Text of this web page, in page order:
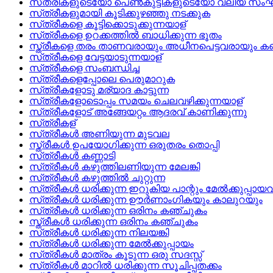
സ്‌ത്രീകളുടെയോ പെണ്‍കുട്ടികളുടെയോ വലിയ
സ്‌ത്രീകളുമായി കൂടിക്കുഴഞ്ഞു നടക്കുക
സ്‌ത്രീകളെ കൂട്ടിക്കൊടുക്കുന്നയാള്
സ്‌ത്രീകളെ ഉറക്കത്തില്‍ ബാധിക്കുന്ന ഭൂതം
സ്ത്രീകളെ തരം താണവരായും അധീനപെട്ടവരായും
സ്‌ത്രീകളെ വേട്ടയാടുന്നയാള്
സ്‌ത്രീകളെ സംബന്ധിച്ച
സ്‌ത്രീകളെപ്പോലെ പെരുമാറുക
സ്‌ത്രീകളോടു മര്യാദ കാട്ടുന്ന
സ്‌ത്രീകളോടൊപ്പം സമയം ചെലവഴിക്കുന്നയാള്
സ്‌ത്രീകളോട്‌ അങ്ങേയറ്റം ആദരവ്‌ കാണിക്കുന്നു
സ്‌ത്രീകള്
സ്‌ത്രീകള്‍ അണിയുന്ന മുടവല
സ്ത്രീകള്‍ ഉപയോഗിക്കുന്ന ഒരുതരം തൊപ്പി
സ്‌ത്രീകള്‍ കണ്ണാടി
സ്‌ത്രീകള്‍ കഴുത്തിലണിയുന്ന മേലങ്കി
സ്‌ത്രീകള്‍ കഴുത്തില്‍ ചുറ്റുന്ന
സ്‌ത്രീകള്‍ ധരിക്കുന്ന ഇറുകിയ പാന്റും
സ്‌ത്രീകള്‍ ധരിക്കുന്ന ഊര്‍ണാംഗികയും കാലുറയും
സ്‌ത്രീകള്‍ ധരിക്കുന്ന ഒരിനം കഞ്ചുകം
സ്ത്രീകള്‍ ധരിക്കുന്ന ഒരിനം കഞ്ചുകം
സ്‌ത്രീകള്‍ ധരിക്കുന്ന നിലയങ്കി
സ്‌ത്രീകള്‍ ധരിക്കുന്ന മേല്‍ക്കുപ്പായം
സ്‌ത്രീകള്‍ മാത്രം കൂടുന്ന ഒരു സദസ്സ്
സ്‌ത്രീകള്‍ മാറില്‍ ധരിക്കുന്ന സൂചിപ്പതക്കം